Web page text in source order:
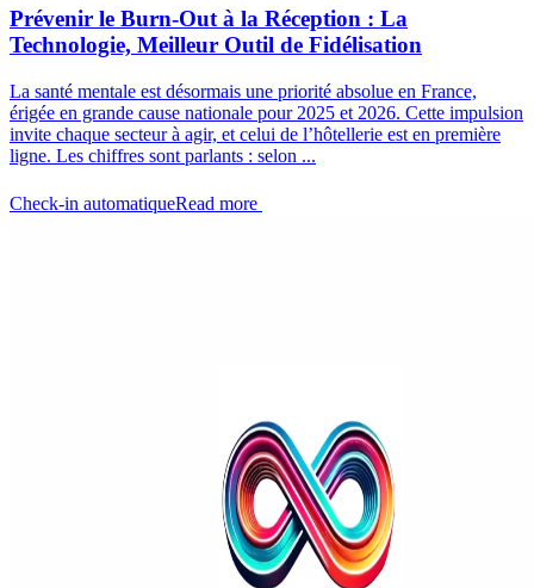
Prévenir le Burn-Out à la Réception : La
Technologie, Meilleur Outil de Fidélisation
La santé mentale est désormais une priorité absolue en France,
érigée en grande cause nationale pour 2025 et 2026. Cette impulsion
invite chaque secteur à agir, et celui de l’hôtellerie est en première
ligne. Les chiffres sont parlants : selon ...
Check-in automatiqueRead more